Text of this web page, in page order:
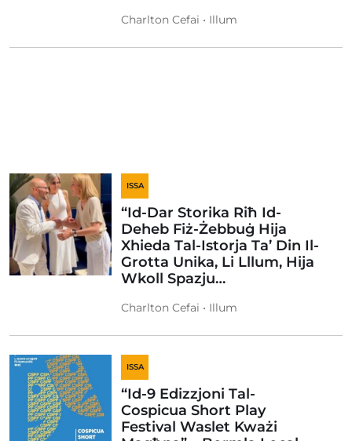
Charlton Cefai • Illum
ISSA
“Id-Dar Storika Riħ Id-
Deheb Fiż-Żebbuġ Hija
Xhieda Tal-Istorja Ta’ Din Il-
Grotta Unika, Li Lllum, Hija
Wkoll Spazju…
Charlton Cefai • Illum
ISSA
“Id-9 Edizzjoni Tal-
Cospicua Short Play
Festival Waslet Kważi